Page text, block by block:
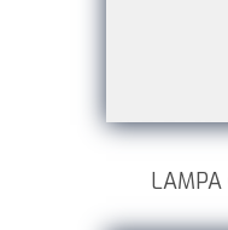
LAMPA